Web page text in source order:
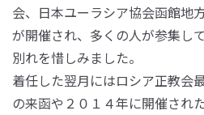
会、日本ユーラシア協会函館地
が開催され、多くの人が参集し
別れを惜しみました。
着任した翌月にはロシア正教会
の来函や２０１４年に開催され